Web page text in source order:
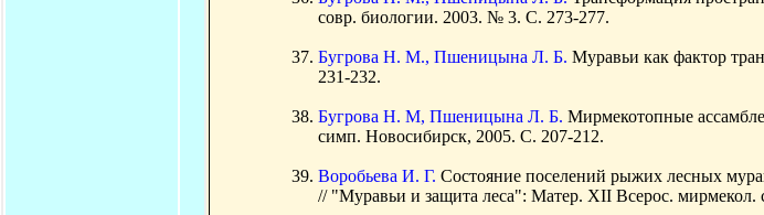
совр. биологии. 2003. № 3. С. 273-277.
Бугрова Н. М., Пшеницына Л. Б. Муравьи как фактор
231-232.
Бугрова Н. М, Пшеницына Л. Б. Мирмекотопные
симп. Новосибирск, 2005. С. 207-212.
Воробьева И. Г. Состояние поселений рыжих лесных
// "Муравьи и защита леса": Матер. XII Всерос.